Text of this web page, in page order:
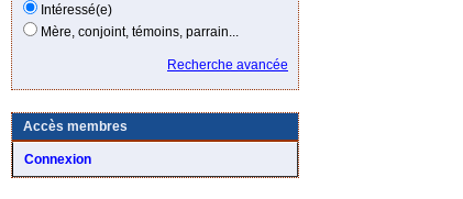
Intéressé(e)
Mère, conjoint, témoins, parrain...
Recherche avancée
Accès membres
Connexion